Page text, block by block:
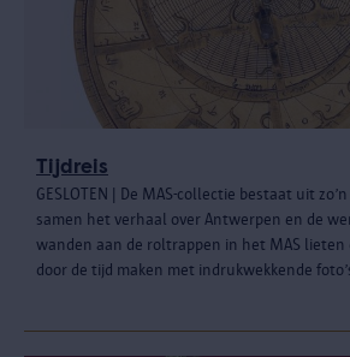
Tijdreis
GESLOTEN | De MAS-collectie bestaat uit
samen het verhaal over Antwerpen en de
wanden aan de roltrappen in het MAS lieten
door de tijd maken met indrukwekkende